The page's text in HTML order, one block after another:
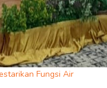
Fungsi Air